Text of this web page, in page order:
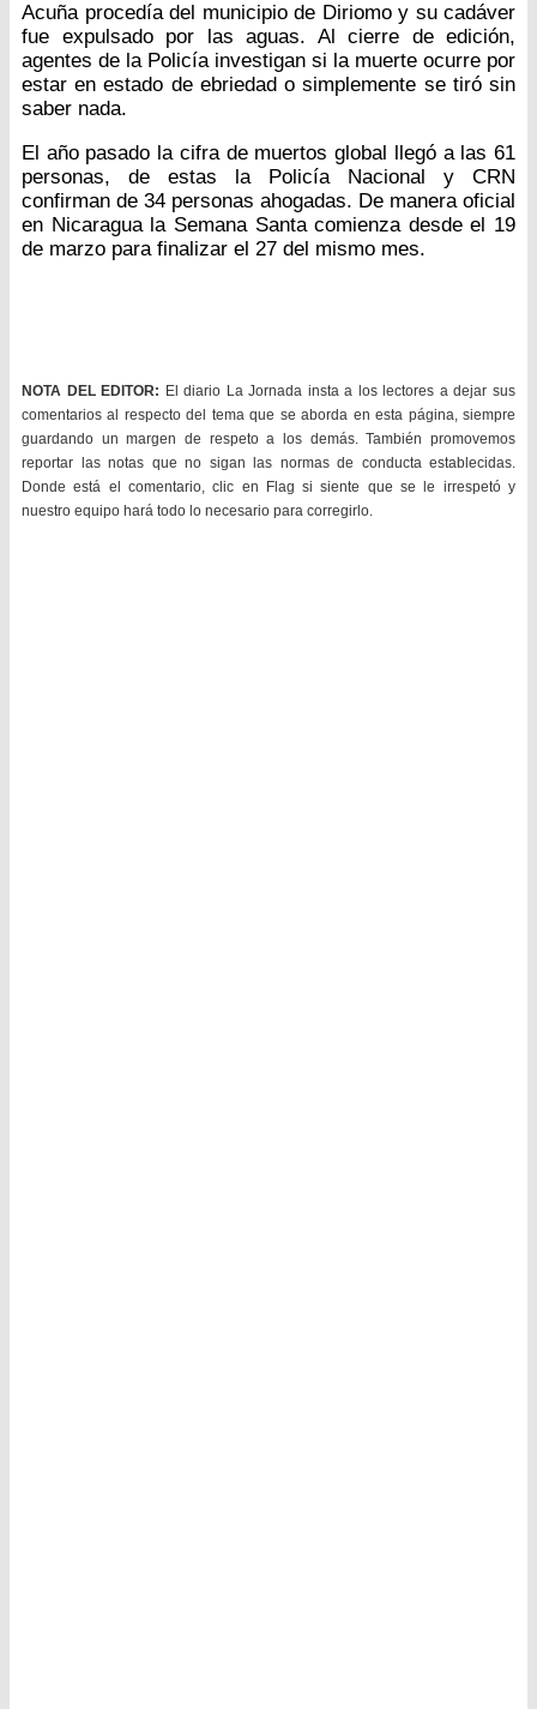
Acuña procedía del municipio de Diriomo y su cadáver
fue expulsado por las aguas. Al cierre de edición,
agentes de la Policía investigan si la muerte ocurre por
estar en estado de ebriedad o simplemente se tiró sin
saber nada.
El año pasado la cifra de muertos global llegó a las 61
personas, de estas la Policía Nacional y CRN
confirman de 34 personas ahogadas. De manera oficial
en Nicaragua la Semana Santa comienza desde el 19
de marzo para finalizar el 27 del mismo mes.
NOTA DEL EDITOR: El diario La Jornada insta a los lectores a dejar sus
comentarios al respecto del tema que se aborda en esta página, siempre
guardando un margen de respeto a los demás. También promovemos
reportar las notas que no sigan las normas de conducta establecidas.
Donde está el comentario, clic en Flag si siente que se le irrespetó y
nuestro equipo hará todo lo necesario para corregirlo.